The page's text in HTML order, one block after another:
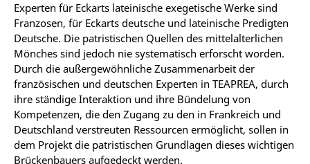
Experten für Eckarts lateinische exegetische Werke sind
Franzosen, für Eckarts deutsche und lateinische Predigten
Deutsche. Die patristischen Quellen des mittelalterlichen
Mönches sind jedoch nie systematisch erforscht worden.
Durch die außergewöhnliche Zusammenarbeit der
französischen und deutschen Experten in TEAPREA, durch
ihre ständige Interaktion und ihre Bündelung von
Kompetenzen, die den Zugang zu den in Frankreich und
Deutschland verstreuten Ressourcen ermöglicht, sollen in
dem Projekt die patristischen Grundlagen dieses wichtigen
Brückenbauers aufgedeckt werden.